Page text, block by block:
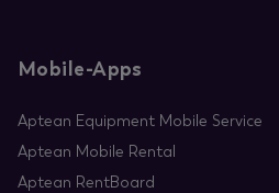
Mobile-Apps
Aptean Equipment Mobile Service
Aptean Mobile Rental
Aptean RentBoard